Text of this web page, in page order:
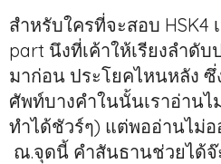
สำหรับใครที่จะสอบ HSK4
part นึงที่เค้าให้เรียงลำดั
มาก่อน ประโยคไหนหลัง
ศัพท์บางคำในนั้นเราอ่าน
ทำได้ชัวร์ๆ) แต่พออ่านไม่
ณ.จุดนี้ คำสันธานช่วยได้จ๊